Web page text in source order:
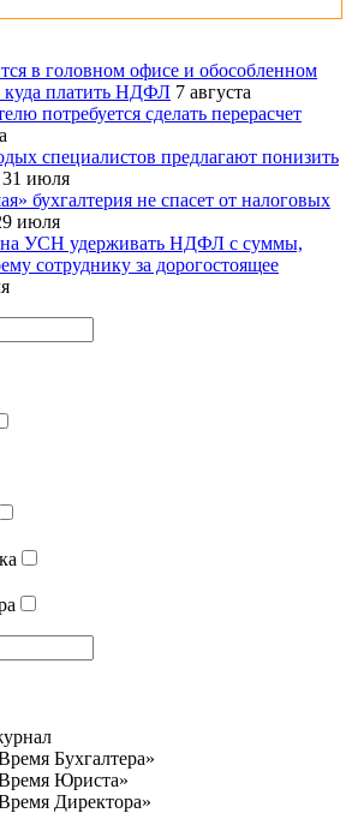
в головном офисе и обособленном
куда платить НДФЛ 7 августа
потребуется сделать перерасчет
специалистов предлагают понизить
31 июля
бухгалтерия не спасет от налоговых
июля
УСН удерживать НДФЛ с суммы,
сотруднику за дорогостоящее
Бухгалтера»
Юриста»
Директора»